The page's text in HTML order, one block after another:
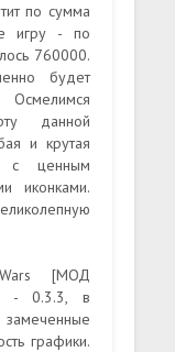
по сумма
игру - по
760000.
будет
данной
и крутая
с ценным
иконками.
[МОД
- 0.3.3, в
графики.